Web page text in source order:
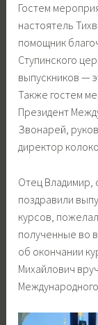
Гостем
настоятель
помощник
Ступинского
выпускников —
Также гостем
Президент
Звонарей,
директор
Отец Владимир,
поздравили
курсов,
полученные во
об окончании
Михайлович